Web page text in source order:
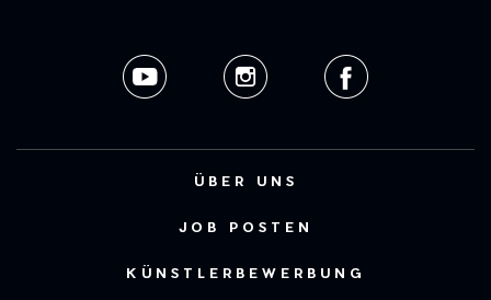
ÜBER UNS
JOB POSTEN
KÜNSTLERBEWERBUNG